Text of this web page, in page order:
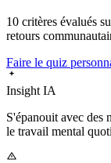
10 critères évalués
retours
Faire le quiz
Insight IA
S'épanouitavec des
le travail mental